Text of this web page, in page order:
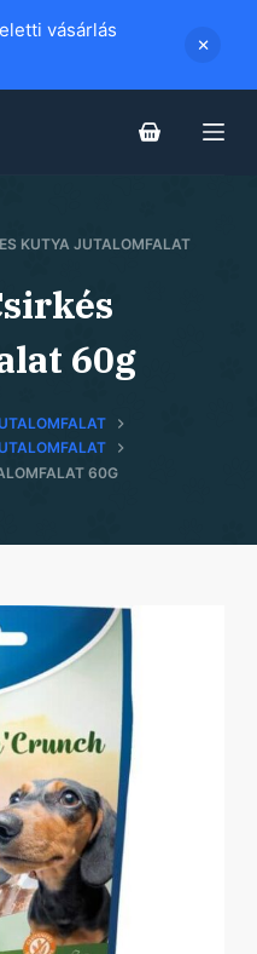
vásárlás
KUTYA JUTALOMFALAT
60g
60G